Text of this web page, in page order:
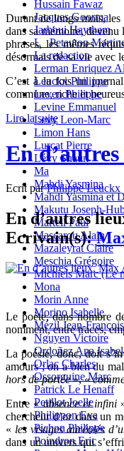
Hussain Fawaz
Jacques Goorma
Jarboui Haytham
L_ Petauton
La redaction
Lerman Enriquez
Leuckx Philippe
Leven Philippe
Levine Emmanuel
Levy Leon-Marc
Limon Hans
Lurçat Pierre
Lévy Shaun
Ma
Mahdi Yasmina
Mahdi Yasmina et
Makutu Joseph-
Martell Paul
Mascarou Alain
Mazaleyrat Claire
Meschia Grégoire
Michiels Marc (Le
Mona
Morin Anne
Morino Isabelle
Mézil Jean-François
Nguyen Victoire
Ordoñez Ana Isabel
Orlac Charles
Ossorguine Marc
Patrick Le Henaff
Petillot Joelle
Philippon Eva
Pichon Philippe
Poindron Eric
Durant de longs mois,
dans sa mémoire,
phrases, les mêmes
désormais de sa vie avec
C’est à la fois un
commune, riche et
Lire la suite
En
Ecrit parPhilippe Leuckx
En d’autres
Ecrivain(s):
Le poète, dans nombre
nomment, entre traces,
La poésie, donc, doit
amours ; on a bien du
hors de portée», «
Entre «absence et infini
chercheur d’or dans un
« les visages auréolés
dans un univers qui